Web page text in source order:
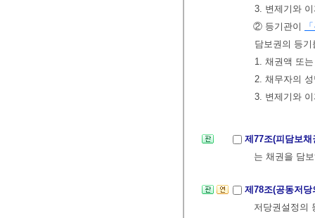
3. 변제기와
② 등기관이
담보권의 등
1. 채권액 또
2. 채무자의
3. 변제기와
제77조(피담보
는 채권을 담
제78조(공동저
저당권설정의